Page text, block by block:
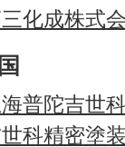
化成株式
海普陀吉世
科精密塗